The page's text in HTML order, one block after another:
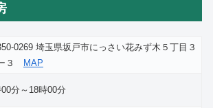
0269 埼玉県坂戸市にっさい花みず木５丁目３
３
MAP
分～18時00分